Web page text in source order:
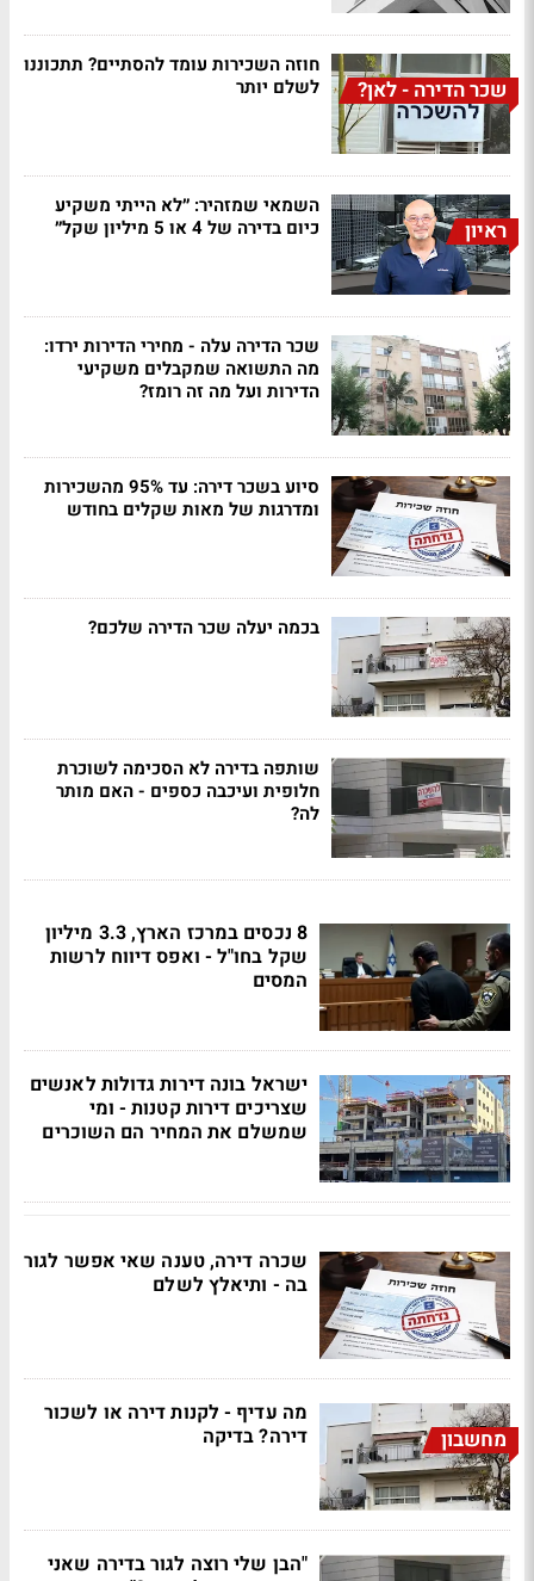
שכר הדירה - לאן?
חוזה השכירות עומד להסתיים? תתכוננו
לשלם יותר
ראיון
השמאי שמזהיר: ״לא הייתי משקיע
כיום בדירה של 4 או 5 מיליון שקל״
שכר הדירה עלה - מחירי הדירות ירדו:
מה התשואה שמקבלים משקיעי
הדירות ועל מה זה רומז?
סיוע בשכר דירה: עד 95% מהשכירות
ומדרגות של מאות שקלים בחודש
בכמה יעלה שכר הדירה שלכם?
שותפה בדירה לא הסכימה לשוכרת
חלופית ועיכבה כספים - האם מותר
לה?
8 נכסים במרכז הארץ, 3.3 מיליון
שקל בחו"ל - ואפס דיווח לרשות
המסים
ישראל בונה דירות גדולות לאנשים
שצריכים דירות קטנות - ומי
שמשלם את המחיר הם השוכרים
שכרה דירה, טענה שאי אפשר לגור
בה - ותיאלץ לשלם
מחשבון
מה עדיף - לקנות דירה או לשכור
דירה? בדיקה
"הבן שלי רוצה לגור בדירה שאני